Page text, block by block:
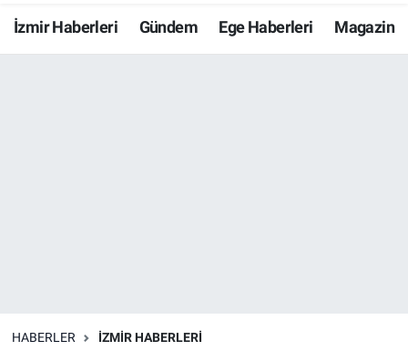
İzmir Haberleri Gündem Ege Haberleri Magazin
HABERLER İZMİR HABERLERİ
Resmi İlanlar